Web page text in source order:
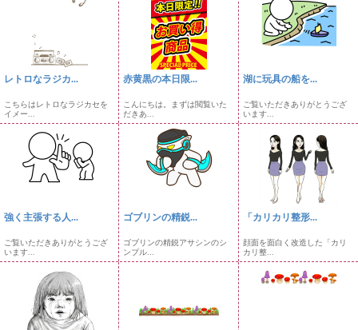
レトロなラジカ...
こちらはレトロなラジカセを
イメー...
赤黄黒の本日限...
こんにちは。まずは閲覧いた
だきあ...
湖に玩具の船を...
ご覧いただきありがとうござ
います...
強く主張する人...
ご覧いただきありがとうござ
います...
ゴブリンの精鋭...
ゴブリンの精鋭アサシンのシ
ンプル...
「カリカリ整形...
顔面を面白く改造した「カリ
カリ整...